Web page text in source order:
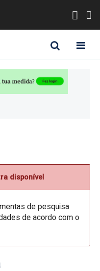
disponível
de pesquisa
de acordo com o